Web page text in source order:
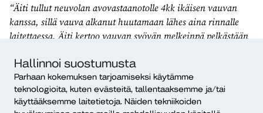
Hallinnoi suostumusta
Parhaan kokemuksen tarjoamiseksi käytämme
teknologioita, kuten evästeitä, tallentaaksemme ja/tai
käyttääksemme laitetietoja. Näiden tekniikoiden
“Äiti tullut neuvolan avovastaanotolle 4kk ikäisen vauvan
kanssa, sillä vauva alkanut huutamaan lähes aina rinnalle
laitettaessa. Äiti kertoo vauvan syövän melkeinpä pelkästään
pitäisikö vauvalle antaa pullosta maitoa ja mikä korvike olisi
hyvä. Mistä on kyse ja miten ohjaat äitiä?”
Opiskelijoilta positiivista palautetta